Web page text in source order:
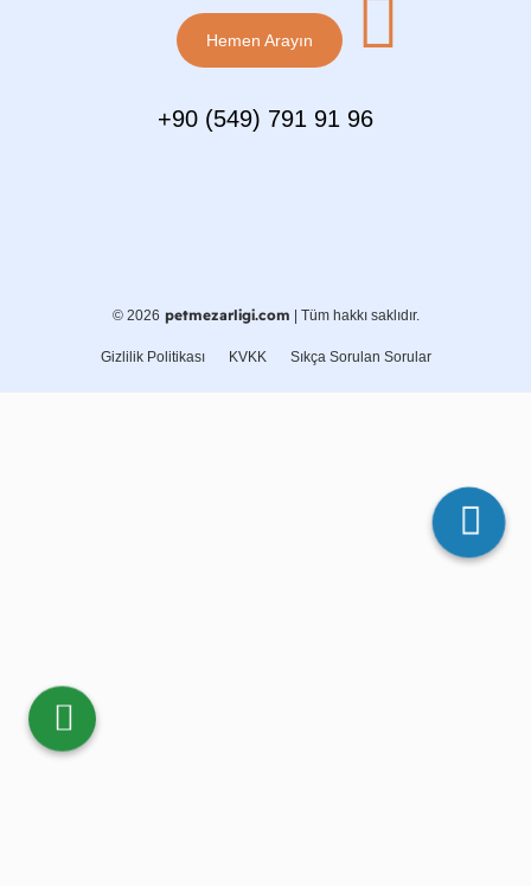
Hemen Arayın
+90 (549) 791 91 96
© 2026petmezarligi.com | Tüm hakkı saklıdır.
Gizlilik Politikası KVKK Sıkça Sorulan Sorular